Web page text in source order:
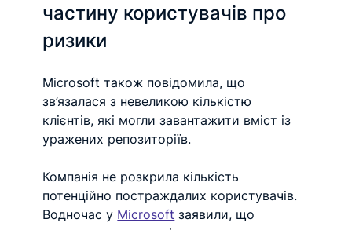
частину користувачів про
ризики
Microsoft також повідомила, що
зв’язалася з невеликою кількістю
клієнтів, які могли завантажити вміст із
уражених репозиторіїв.
Компанія не розкрила кількість
потенційно постраждалих користувачів.
Водночас у Microsoft заявили, що